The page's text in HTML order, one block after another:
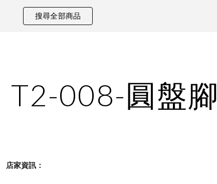
搜尋全部商品
T2-008-圓盤腳
    店家資訊：